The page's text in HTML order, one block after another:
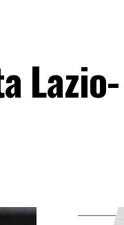
Lazio-